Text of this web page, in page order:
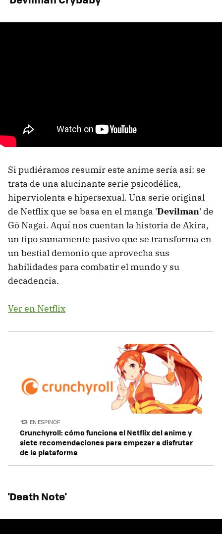
Si pudiéramos resumir este anime sería así: se
trata de una alucinante serie psicodélica,
hiperviolenta e hipersexual. Una serie original
de Netflix que se basa en el manga 'Devilman' de
Gō Nagai. Aquí nos cuentan la historia de Akira,
un tipo sumamente pasivo que se transforma en
un bestial demonio que aprovecha sus
habilidades para combatir el mundo y su
decadencia.
Ver en Netflix
EN ESPINOF
Crunchyroll: cómo funciona el Netflix del anime y
siete recomendaciones para empezar a disfrutar
de la plataforma
'Death Note'